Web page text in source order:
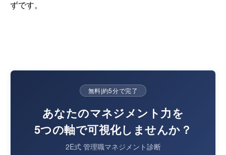
ずです。
無料|約5分で完了
あなたのマネジメント力を
5つの軸で可視化しませんか？
2E式 管理職マネジメント診断